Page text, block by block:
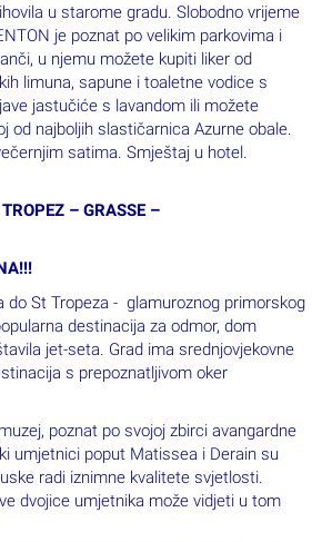
u starome gradu. Slobodno vrijeme
je poznat po velikim parkovima i
u njemu možete kupiti liker od
limuna, sapune i toaletne vodice s
jastučiće s lavandom ili možete
od najboljih slastičarnica Azurne obale.
satima. Smještaj u hotel.
– GRASSE –
do St Tropeza - glamuroznog primorskog
destinacija za odmor, dom
jet-seta. Grad ima srednjovjekovne
s prepoznatljivom oker
poznat po svojoj zbirci avangardne
umjetnici poput Matissea i Derain su
radi iznimne kvalitete svjetlosti.
dvojice umjetnika može vidjeti u tom